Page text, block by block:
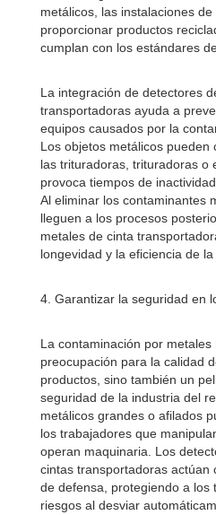
metálicos, las instalaciones
proporcionar productos
cumplan con los estándares
La integración de detectores
transportadoras ayuda a
equipos causados ​​por la
Los objetos metálicos pueden
las trituradoras, trituradoras o
provoca tiempos de
Al eliminar los contaminantes
lleguen a los procesos
metales de cinta
longevidad y la eficiencia de
4. Garantizar la seguridad en
La contaminación por metales
preocupación para la calidad
productos, sino también un
seguridad de la industria del
metálicos grandes o afilados
los trabajadores que
operan maquinaria. Los
cintas transportadoras actúan
de defensa, protegiendo a los
riesgos al desviar